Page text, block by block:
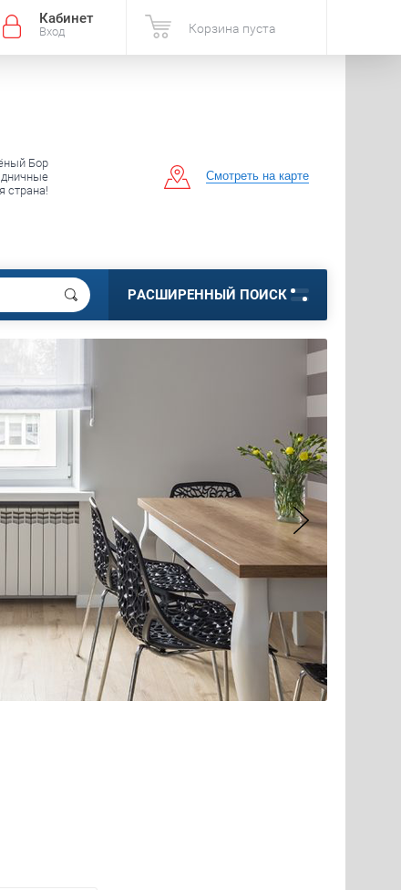
Кабинет
Вход Корзина пуста
Бор
страна!
Смотреть на карте
РАСШИРЕННЫЙ ПОИСК